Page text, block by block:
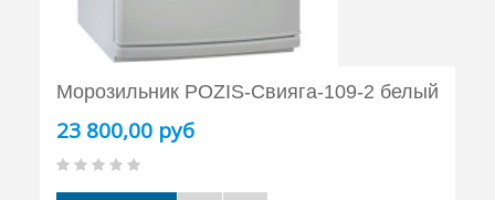
Морозильник POZIS-Свияга-109-2 белый
23 800,00 руб